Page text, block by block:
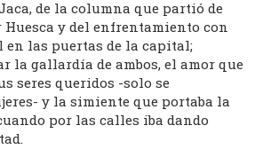
de la columna que partió de
y del enfrentamiento con
las puertas de la capital;
la gallardía de ambos, el amor que
seres queridos -solo se
y la simiente que portaba la
por las calles iba dando